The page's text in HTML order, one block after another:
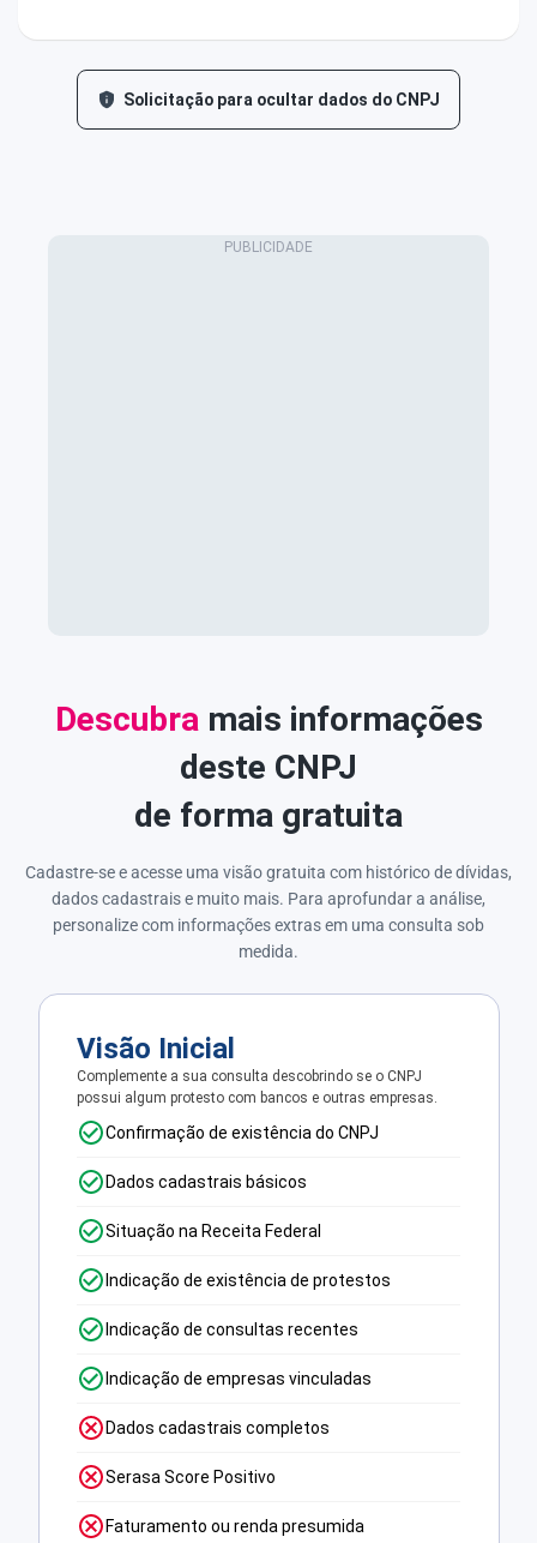
Solicitação para ocultar dados do CNPJ
Descubra mais informações
deste CNPJ
de forma gratuita
Cadastre-se e acesse uma visão gratuita com histórico de dívidas,
dados cadastrais e muito mais. Para aprofundar a análise,
personalize com informações extras em uma consulta sob
medida.
Visão Inicial
Complemente a sua consulta descobrindo se o CNPJ
possui algum protesto com bancos e outras empresas.
Confirmação de existência do CNPJ
Dados cadastrais básicos
Situação na Receita Federal
Indicação de existência de protestos
Indicação de consultas recentes
Indicação de empresas vinculadas
Dados cadastrais completos
Serasa Score Positivo
Faturamento ou renda presumida